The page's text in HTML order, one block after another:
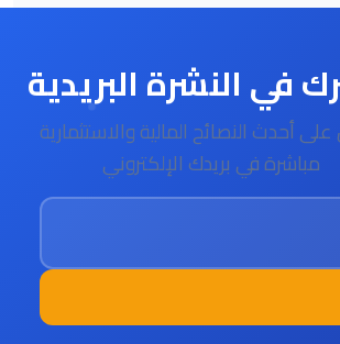
في النشرة البريدية
أحدث النصائح المالية والاستثمارية
مباشرة في بريدك الإلكتروني